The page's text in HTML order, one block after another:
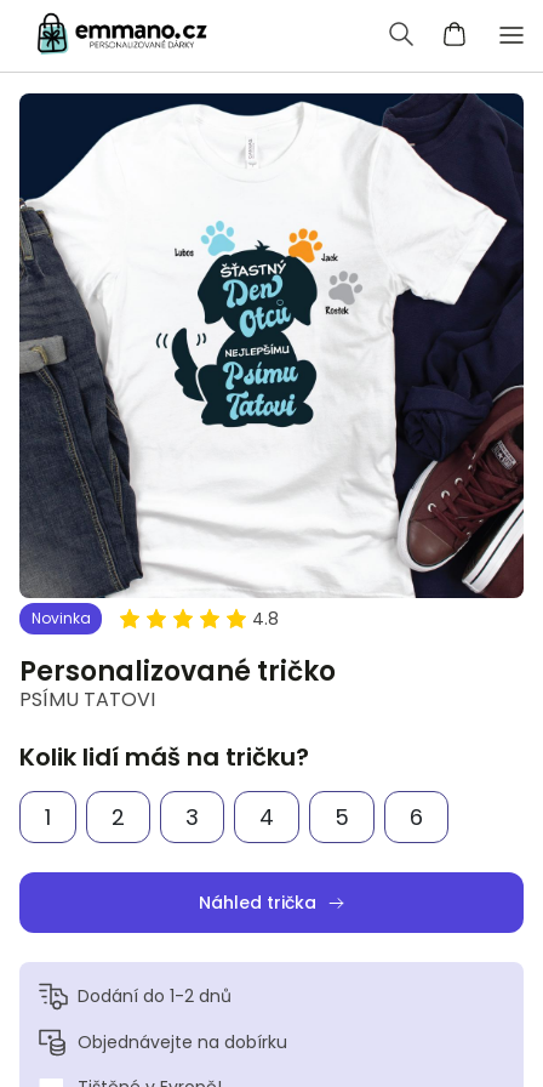
Novinka 4.8
Personalizované tričko
PSÍMU TATOVI
Kolik lidí máš na tričku?
1 2 3 4 5 6
Náhled trička
Dodání do 1-2 dnů
Objednávejte na dobírku